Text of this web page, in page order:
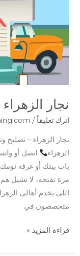
نجار الزهراء
اترك تعليقاً /
الزهراء
باب بيتك أو غرفة
مرة تفتحه، لا تشيل
اللي يخدم أهالي
متخصصون في
قراءة المزيد »